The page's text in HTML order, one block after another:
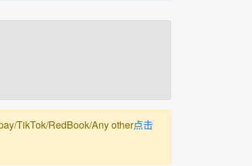
TikTok/RedBook/Any other点击